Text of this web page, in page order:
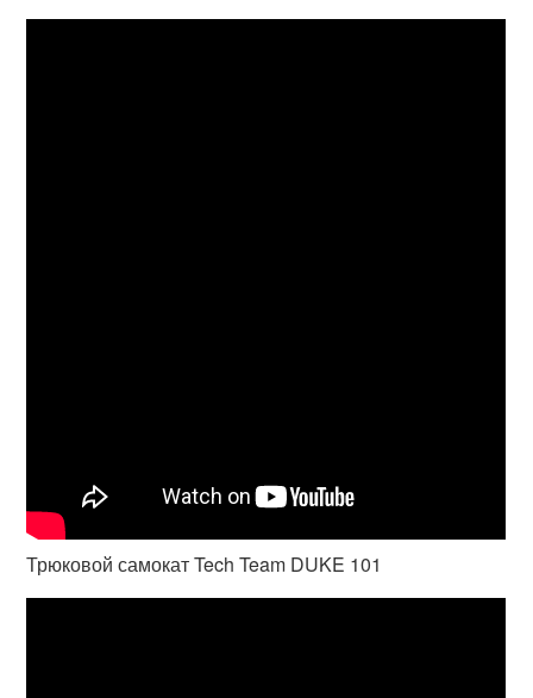
Трюковой самокат Tech Team DUKE 101